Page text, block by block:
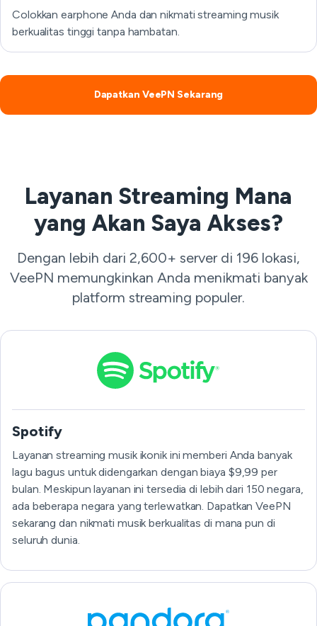
Colokkan earphone Anda dan nikmati streaming musik
berkualitas tinggi tanpa hambatan.
Dapatkan VeePN Sekarang
Layanan Streaming Mana
yang Akan Saya Akses?
Dengan lebih dari 2,600+ server di 196 lokasi,
VeePN memungkinkan Anda menikmati banyak
platform streaming populer.
Spotify
Layanan streaming musik ikonik ini memberi Anda banyak
lagu bagus untuk didengarkan dengan biaya $9,99 per
bulan. Meskipun layanan ini tersedia di lebih dari 150 negara,
ada beberapa negara yang terlewatkan. Dapatkan VeePN
sekarang dan nikmati musik berkualitas di mana pun di
seluruh dunia.